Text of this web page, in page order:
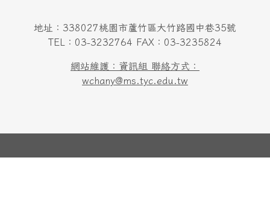
地址：338027桃園市蘆竹區大竹路國中巷35號
TEL：03-3232764 FAX：03-3235824
網站維護：資訊組 聯絡方式：
wchany@ms.tyc.edu.tw